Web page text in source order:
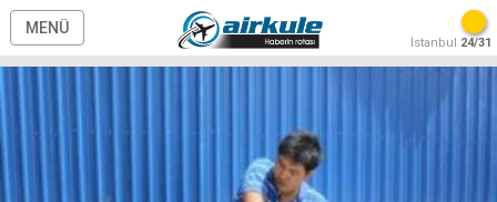
MENÜ
İstanbul 24/31